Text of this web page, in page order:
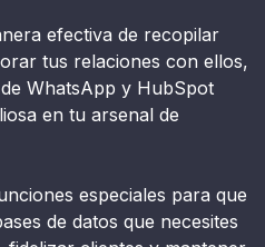
efectiva de recopilar
tus relaciones con ellos,
WhatsApp y HubSpot
en tu arsenal de
especiales para que
de datos que necesites